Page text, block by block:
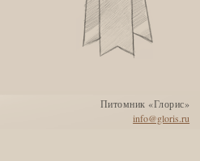
Питомник «Глорис»
info@gloris.ru